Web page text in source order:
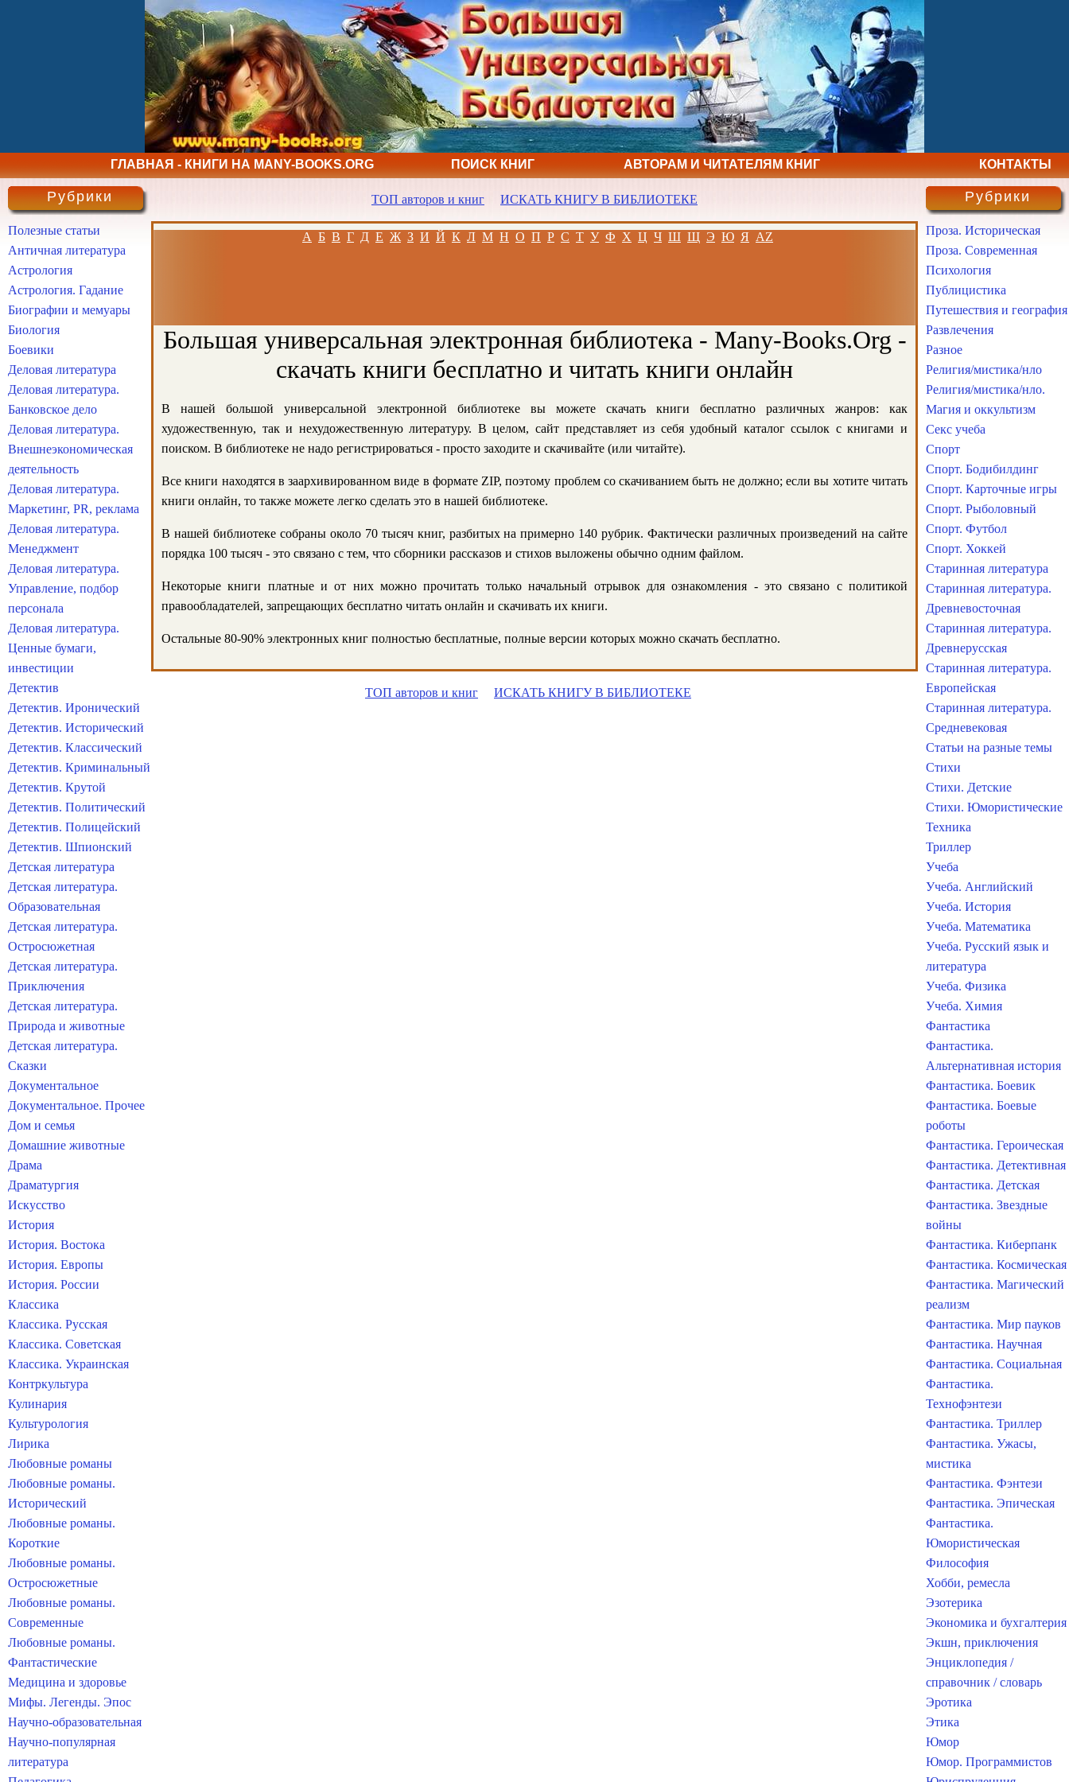
ГЛАВНАЯ - КНИГИ НА MANY-BOOKS.ORG ПОИСК КНИГ АВТОРАМ И ЧИТАТЕЛЯМ КНИГ КОНТАКТЫ
ТОП авторов и книг ИСКАТЬ КНИГУ В БИБЛИОТЕКЕ
А Б В Г Д Е Ж З И Й К Л М Н О П Р С Т У Ф Х Ц Ч Ш Щ Э Ю Я AZ
Большая универсальная электронная библиотека - Many-Books.Org -
скачать книги бесплатно и читать книги онлайн
В нашей большой универсальной электронной библиотеке вы можете скачать книги бесплатно различных жанров: как
художественную, так и нехудожественную литературу. В целом, сайт представляет из себя удобный каталог ссылок с книгами и
поиском. В библиотеке не надо регистрироваться - просто заходите и скачивайте (или читайте).
Все книги находятся в заархивированном виде в формате ZIP, поэтому проблем со скачиванием быть не должно; если вы хотите читать
книги онлайн, то также можете легко сделать это в нашей библиотеке.
В нашей библиотеке собраны около 70 тысяч книг, разбитых на примерно 140 рубрик. Фактически различных произведений на сайте
порядка 100 тысяч - это связано с тем, что сборники рассказов и стихов выложены обычно одним файлом.
Некоторые книги платные и от них можно прочитать только начальный отрывок для ознакомления - это связано с политикой
правообладателей, запрещающих бесплатно читать онлайн и скачивать их книги.
Остальные 80-90% электронных книг полностью бесплатные, полные версии которых можно скачать бесплатно.
ТОП авторов и книг ИСКАТЬ КНИГУ В БИБЛИОТЕКЕ
Рубрики
Полезные статьи
Античная литература
Астрология
Астрология. Гадание
Биографии и мемуары
Биология
Боевики
Деловая литература
Деловая литература.
Банковское дело
Деловая литература.
Внешнеэкономическая
деятельность
Деловая литература.
Маркетинг, PR, реклама
Деловая литература.
Менеджмент
Деловая литература.
Управление, подбор
персонала
Деловая литература.
Ценные бумаги,
инвестиции
Детектив
Детектив. Иронический
Детектив. Исторический
Детектив. Классический
Детектив. Криминальный
Детектив. Крутой
Детектив. Политический
Детектив. Полицейский
Детектив. Шпионский
Детская литература
Детская литература.
Образовательная
Детская литература.
Остросюжетная
Детская литература.
Приключения
Детская литература.
Природа и животные
Детская литература.
Сказки
Документальное
Документальное. Прочее
Дом и семья
Домашние животные
Драма
Драматургия
Искусство
История
История. Востока
История. Европы
История. России
Классика
Классика. Русская
Классика. Советская
Классика. Украинская
Контркультура
Кулинария
Культурология
Лирика
Любовные романы
Любовные романы.
Исторический
Любовные романы.
Короткие
Любовные романы.
Остросюжетные
Любовные романы.
Современные
Любовные романы.
Фантастические
Медицина и здоровье
Мифы. Легенды. Эпос
Научно-образовательная
Научно-популярная
литература
Рубрики
Проза. Историческая
Проза. Современная
Психология
Публицистика
Путешествия и география
Развлечения
Разное
Религия/мистика/нло
Религия/мистика/нло.
Магия и оккультизм
Секс учеба
Спорт
Спорт. Бодибилдинг
Спорт. Карточные игры
Спорт. Рыболовный
Спорт. Футбол
Спорт. Хоккей
Старинная литература
Старинная литература.
Древневосточная
Старинная литература.
Древнерусская
Старинная литература.
Европейская
Старинная литература.
Средневековая
Статьи на разные темы
Стихи
Стихи. Детские
Стихи. Юмористические
Техника
Триллер
Учеба
Учеба. Английский
Учеба. История
Учеба. Математика
Учеба. Русский язык и
литература
Учеба. Физика
Учеба. Химия
Фантастика
Фантастика.
Альтернативная история
Фантастика. Боевик
Фантастика. Боевые
роботы
Фантастика. Героическая
Фантастика. Детективная
Фантастика. Детская
Фантастика. Звездные
войны
Фантастика. Киберпанк
Фантастика. Космическая
Фантастика. Магический
реализм
Фантастика. Мир пауков
Фантастика. Научная
Фантастика. Социальная
Фантастика.
Технофэнтези
Фантастика. Триллер
Фантастика. Ужасы,
мистика
Фантастика. Фэнтези
Фантастика. Эпическая
Фантастика.
Юмористическая
Философия
Хобби, ремесла
Эзотерика
Экономика и бухгалтерия
Экшн, приключения
Энциклопедия /
справочник / словарь
Эротика
Этика
Юмор
Юмор. Программистов